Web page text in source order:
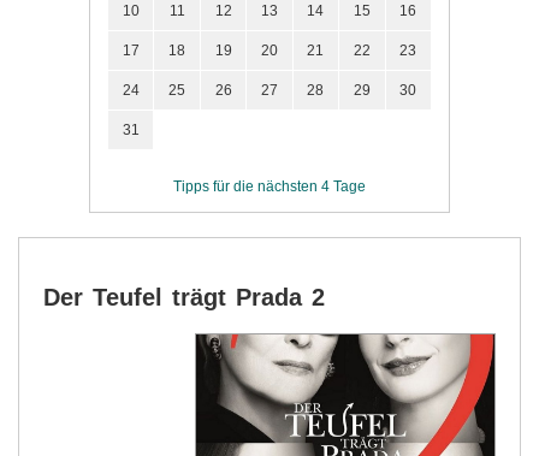
10 11 12 13 14 15 16
17 18 19 20 21 22 23
24 25 26 27 28 29 30
31
Tipps für die nächsten 4 Tage
Der Teufel trägt Prada 2